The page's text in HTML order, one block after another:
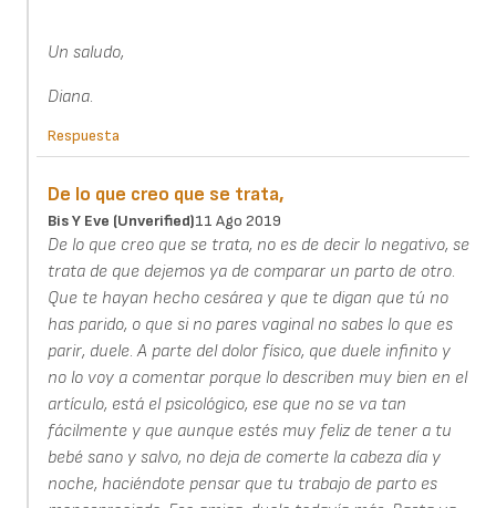
Un saludo,
Diana.
Respuesta
De lo que creo que se trata,
Bis Y Eve (unverified)11 Ago 2019
De lo que creo que se trata, no es de decir lo negativo, se
trata de que dejemos ya de comparar un parto de otro.
Que te hayan hecho cesárea y que te digan que tú no
has parido, o que si no pares vaginal no sabes lo que es
parir, duele. A parte del dolor físico, que duele infinito y
no lo voy a comentar porque lo describen muy bien en el
artículo, está el psicológico, ese que no se va tan
fácilmente y que aunque estés muy feliz de tener a tu
bebé sano y salvo, no deja de comerte la cabeza día y
noche, haciéndote pensar que tu trabajo de parto es